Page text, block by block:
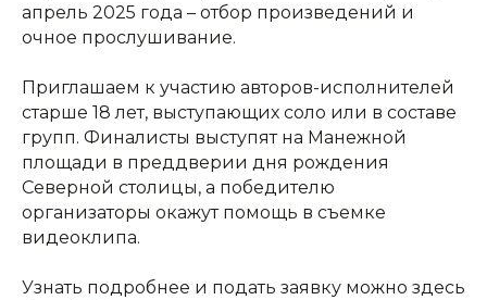
апрель 2025 года – отбор произведений и
очное прослушивание.
Приглашаем к участию авторов-исполнителей
старше 18 лет, выступающих соло или в составе
групп. Финалисты выступят на Манежной
площади в преддверии дня рождения
Северной столицы, а победителю
организаторы окажут помощь в съемке
видеоклипа.
Узнать подробнее и подать заявку можно здесь
проспект Петроградской стороны, д.18 ст.м.
«Спортивная»
Телеграм
ВКонтакте